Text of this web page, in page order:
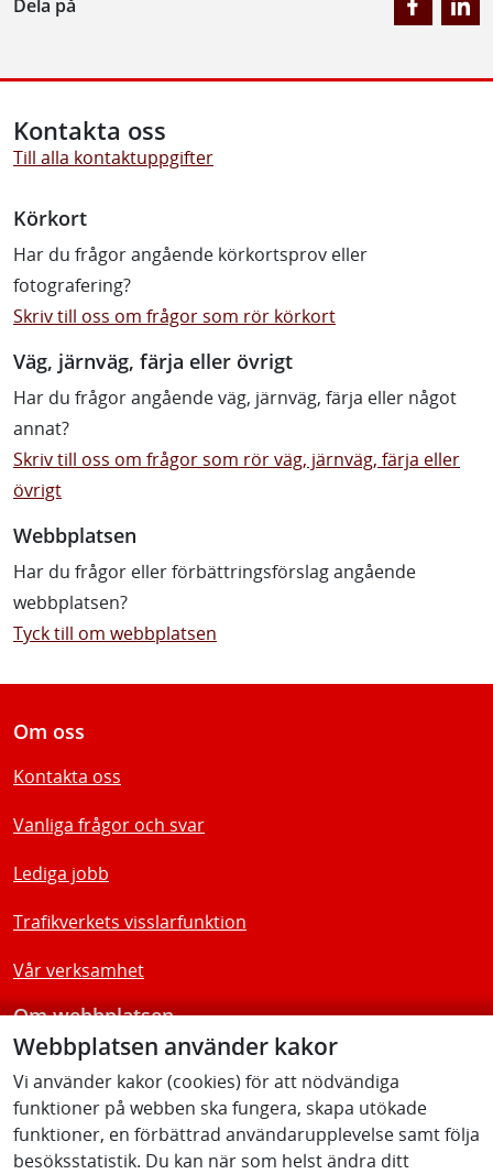
Dela på
Webbplatsen använder kakor
Vi använder kakor (cookies) för att nödvändiga
funktioner på webben ska fungera, skapa utökade
funktioner, en förbättrad användarupplevelse samt följa
besöksstatistik. Du kan när som helst ändra ditt
Kontakta oss
Till alla kontaktuppgifter
Körkort
Har du frågor angående körkortsprov eller
fotografering?
Skriv till oss om frågor som rör körkort
Väg, järnväg, färja eller övrigt
Har du frågor angående väg, järnväg, färja eller något
annat?
Skriv till oss om frågor som rör väg, järnväg, färja eller
övrigt
Webbplatsen
Har du frågor eller förbättringsförslag angående
webbplatsen?
Tyck till om webbplatsen
Om oss
Kontakta oss
Vanliga frågor och svar
Lediga jobb
Trafikverkets visslarfunktion
Vår verksamhet
Om webbplatsen
Tillgänglighetsredogörelse
Följ oss